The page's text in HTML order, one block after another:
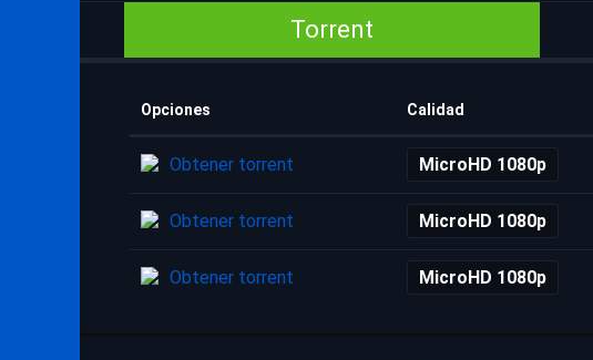
Torrent
Opciones Calidad
Obtener torrent MicroHD 1080p
Obtener torrent MicroHD 1080p
Obtener torrent MicroHD 1080p